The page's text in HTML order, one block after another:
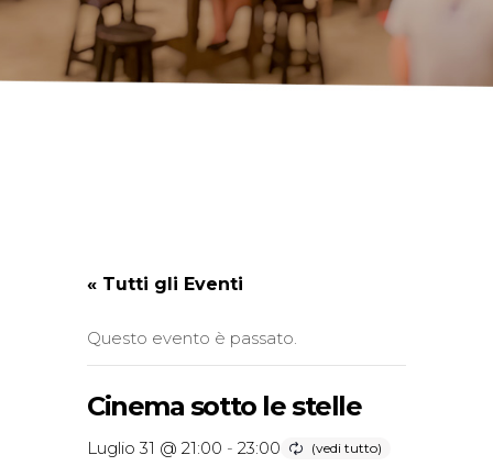
« Tutti gli Eventi
Questo evento è passato.
Cinema sotto le stelle
Luglio 31 @ 21:00 - 23:00